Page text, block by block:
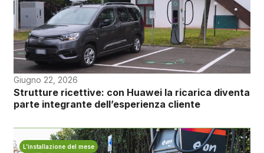
Giugno 22, 2026
Strutture ricettive: con Huawei la ricarica diventa
parte integrante dell’esperienza cliente
L’installazione del mese